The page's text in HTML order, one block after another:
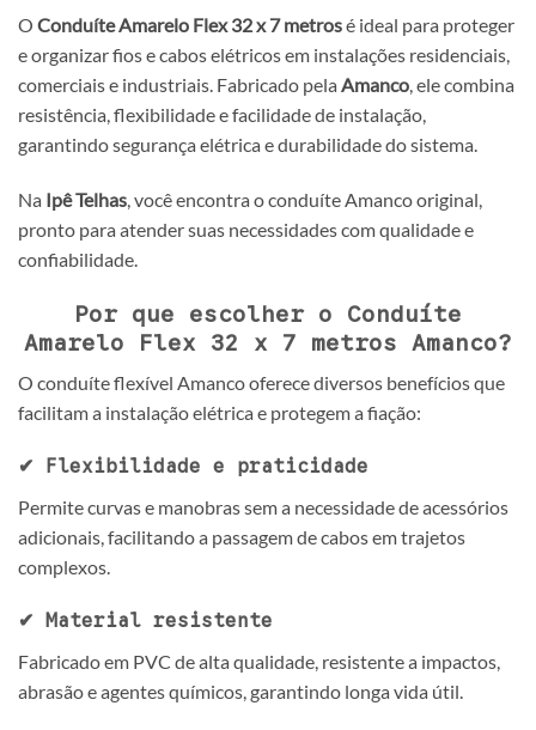
O Conduíte Amarelo Flex 32 x 7 metrosé ideal para proteger
e organizar fios e cabos elétricos em instalações residenciais,
comerciais e industriais. Fabricado pela Amanco, ele combina
resistência, flexibilidade e facilidade de instalação,
garantindo segurança elétrica e durabilidade do sistema.
Na Ipê Telhas, você encontra o conduíte Amanco original,
pronto para atender suas necessidades com qualidade e
confiabilidade.
Por que escolher o Conduíte
Amarelo Flex 32 x 7 metros Amanco?
O conduíte flexível Amanco oferece diversos benefícios que
facilitam a instalação elétrica e protegem a fiação:
✔ Flexibilidade e praticidade
Permite curvas e manobras sem a necessidade de acessórios
adicionais, facilitando a passagem de cabos em trajetos
complexos.
✔ Material resistente
Fabricado em PVC de alta qualidade, resistente a impactos,
abrasão e agentes químicos, garantindo longa vida útil.